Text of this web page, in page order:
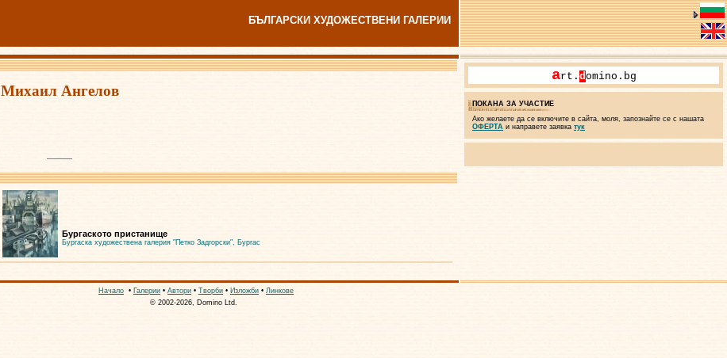
БЪЛГАРСКИ ХУДОЖЕСТВЕНИ ГАЛЕРИИ
Михаил Ангелов
Бургаското пристанище
Бургаска художествена галерия "Петко Задгорски", Бургас
art. domino.bg
ПОКАНА ЗА УЧАСТИЕ
Ако желаете да се включите в сайта, моля, запознайте се с нашата
ОФЕРТА и направете заявка тук
Начало • Галерии • Автори • Творби • Изложби • Линкове
© 2002-2026, Domino Ltd.